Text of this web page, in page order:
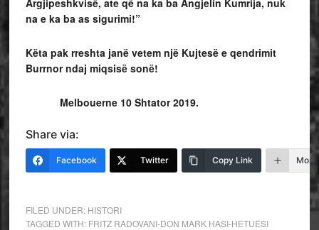
Argjipeshkvisë, ate që na ka ba Angjelin Kumrija, nuk
na e ka ba as sigurimi!”
Këta pak rreshta janë vetem një Kujtesë e qendrimit
Burrnor ndaj miqsisë sonë!
Melbouerne 10 Shtator 2019.
Share via:
Facebook Twitter Copy Link More
FILED UNDER: HISTORI
TAGGED WITH: FRITZ RADOVANI-DON MARK HASI-HETUESI